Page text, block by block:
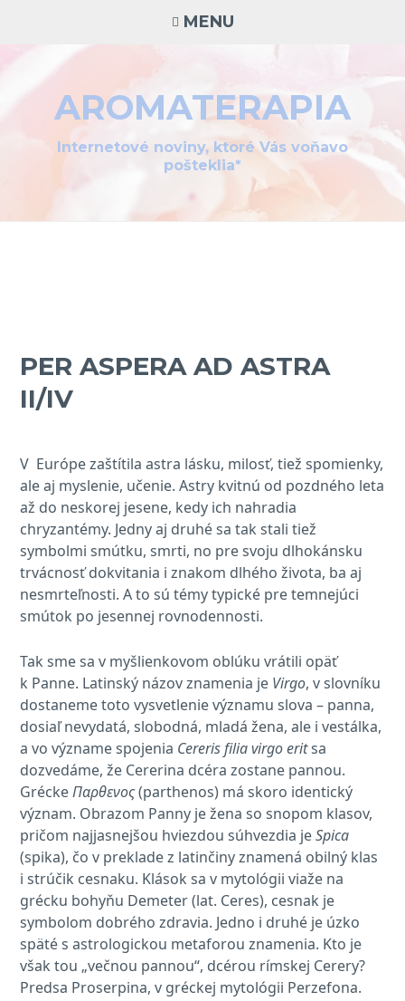
MENU
AROMATERAPIA
Internetové noviny, ktoré Vás voňavo
pošteklia*
PER ASPERA AD ASTRA
II/IV
V Európe zaštítila astra lásku, milosť, tiež spomienky,
ale aj myslenie, učenie. Astry kvitnú od pozdného leta
až do neskorej jesene, kedy ich nahradia
chryzantémy. Jedny aj druhé sa tak stali tiež
symbolmi smútku, smrti, no pre svoju dlhokánsku
trvácnosť dokvitania i znakom dlhého života, ba aj
nesmrteľnosti. A to sú témy typické pre temnejúci
smútok po jesennej rovnodennosti.
Tak sme sa v myšlienkovom oblúku vrátili opäť
k Panne. Latinský názov znamenia je Virgo, v slovníku
dostaneme toto vysvetlenie významu slova – panna,
dosiaľ nevydatá, slobodná, mladá žena, ale i vestálka,
a vo význame spojenia Cereris filia virgo eritsa
dozvedáme, že Cererina dcéra zostane pannou.
GréckeΠαρθενος(parthenos) má skoro identický
význam. Obrazom Panny je žena so snopom klasov,
pričom najjasnejšou hviezdou súhvezdia jeSpica
(spika), čo v preklade z latinčiny znamená obilný klas
i strúčik cesnaku. Klások sa v mytológii viaže na
grécku bohyňu Demeter (lat. Ceres), cesnak je
symbolom dobrého zdravia. Jedno i druhé je úzko
späté s astrologickou metaforou znamenia. Kto je
však tou „večnou pannou“, dcérou rímskej Cerery?
Predsa Proserpina, v gréckej mytológii Perzefona.